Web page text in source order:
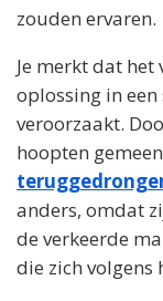
zouden ervaren.
Je merkt dat
oplossing in
veroorzaakt.
hoopten
anders, omdat
de verkeerde
die zich volgens